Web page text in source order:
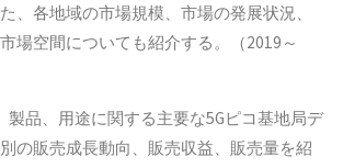
、各地域の市場規模、市場の発展状況、
場空間についても紹介する。（2019～
製品、用途に関する主要な5Gピコ基地局デ
の販売成長動向、販売収益、販売量を紹